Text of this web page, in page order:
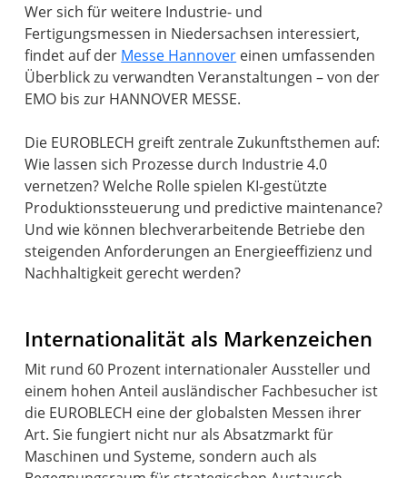
Wer sich für weitere Industrie- und
Fertigungsmessen in Niedersachsen interessiert,
findet auf der Messe Hannover einen umfassenden
Überblick zu verwandten Veranstaltungen – von der
EMO bis zur HANNOVER MESSE.
Die EUROBLECH greift zentrale Zukunftsthemen auf:
Wie lassen sich Prozesse durch Industrie 4.0
vernetzen? Welche Rolle spielen KI-gestützte
Produktionssteuerung und predictive maintenance?
Und wie können blechverarbeitende Betriebe den
steigenden Anforderungen an Energieeffizienz und
Nachhaltigkeit gerecht werden?
Internationalität als Markenzeichen
Mit rund 60 Prozent internationaler Aussteller und
einem hohen Anteil ausländischer Fachbesucher ist
die EUROBLECH eine der globalsten Messen ihrer
Art. Sie fungiert nicht nur als Absatzmarkt für
Maschinen und Systeme, sondern auch als